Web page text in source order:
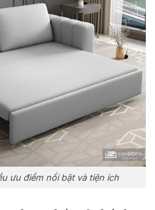
ưu điểm nổi bật và tiện ích